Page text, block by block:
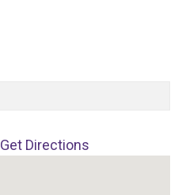
Get Directions